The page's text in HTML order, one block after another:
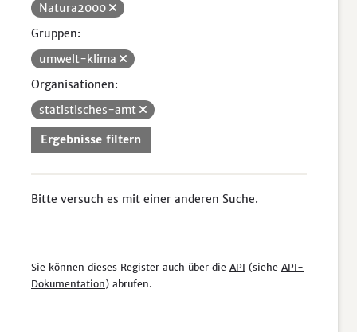
Natura2000
Gruppen:
umwelt-klima
Organisationen:
statistisches-amt
Ergebnisse filtern
Bitte versuch es mit einer anderen Suche.
Sie können dieses Register auch über die API (siehe API-
Dokumentation) abrufen.